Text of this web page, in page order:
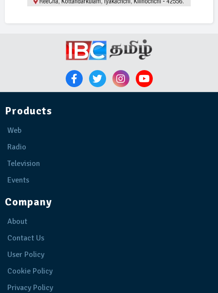
Products
Web
Radio
Television
Events
Company
About
Contact Us
User Policy
Cookie Policy
Privacy Policy